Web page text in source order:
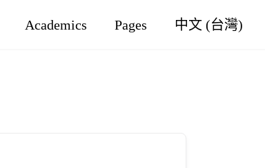
Academics Pages 中文 (台灣)